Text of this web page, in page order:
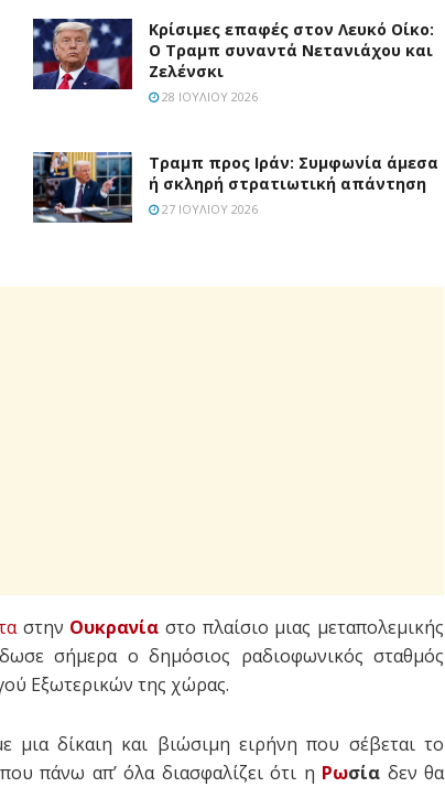
Κρίσιμες επαφές στον Λευκό Οίκο:
Ο Τραμπ συναντά Νετανιάχου και
Ζελένσκι
28 ΙΟΥΛΊΟΥ 2026
Τραμπ προς Ιράν: Συμφωνία άμεσα
ή σκληρή στρατιωτική απάντηση
27 ΙΟΥΛΊΟΥ 2026
στην Ουκρανία στο πλαίσιο μιας μεταπολεμικής
σήμερα ο δημόσιος ραδιοφωνικός σταθμός
Εξωτερικών της χώρας.
δίκαιη και βιώσιμη ειρήνη που σέβεται το
πάνω απ’ όλα διασφαλίζει ότι η Ρωσία δεν θα